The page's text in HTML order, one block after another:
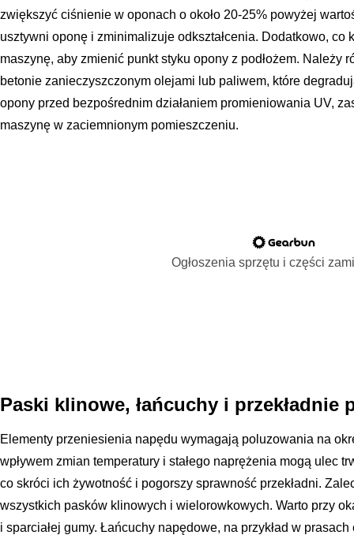
zwiększyć ciśnienie w oponach o około 20-25% powyżej
usztywni oponę i zminimalizuje odkształcenia. Dodatkowo, co
maszynę, aby zmienić punkt styku opony z podłożem. Należy
betonie zanieczyszczonym olejami lub paliwem, które
opony przed bezpośrednim działaniem promieniowania UV,
maszynę w zaciemnionym pomieszczeniu.
Ogłoszenia sprzętu i części
Paski klinowe, łańcuchy i przekładnie
Elementy przeniesienia napędu wymagają poluzowania na
wpływem zmian temperatury i stałego naprężenia mogą ulec
co skróci ich żywotność i pogorszy sprawność przekładni.
wszystkich pasków klinowych i wielorowkowych. Warto przy
i sparciałej gumy. Łańcuchy napędowe, na przykład w